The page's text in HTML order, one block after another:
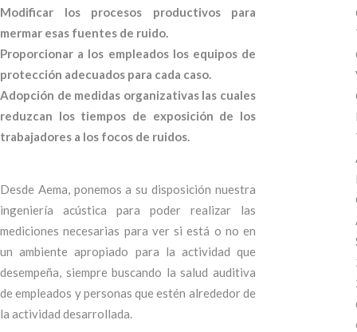
Modificar los procesos productivos para
mermar esas fuentes de ruido.
Proporcionar a los empleados los equipos de
protección adecuados para cada caso.
Adopción de medidas organizativas las cuales
reduzcan los tiempos de exposición de los
trabajadores a los focos de ruidos.
Desde Aema, ponemos a su disposición nuestra
ingeniería acústica para poder realizar las
mediciones necesarias para ver si está o no en
un ambiente apropiado para la actividad que
desempeña, siempre buscando la salud auditiva
de empleados y personas que estén alrededor de
la actividad desarrollada.